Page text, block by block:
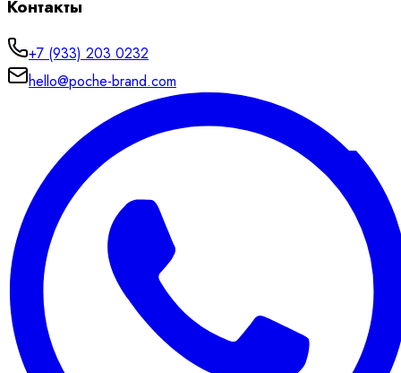
Контакты
+7 (933) 203 0232
hello@poche-brand.com